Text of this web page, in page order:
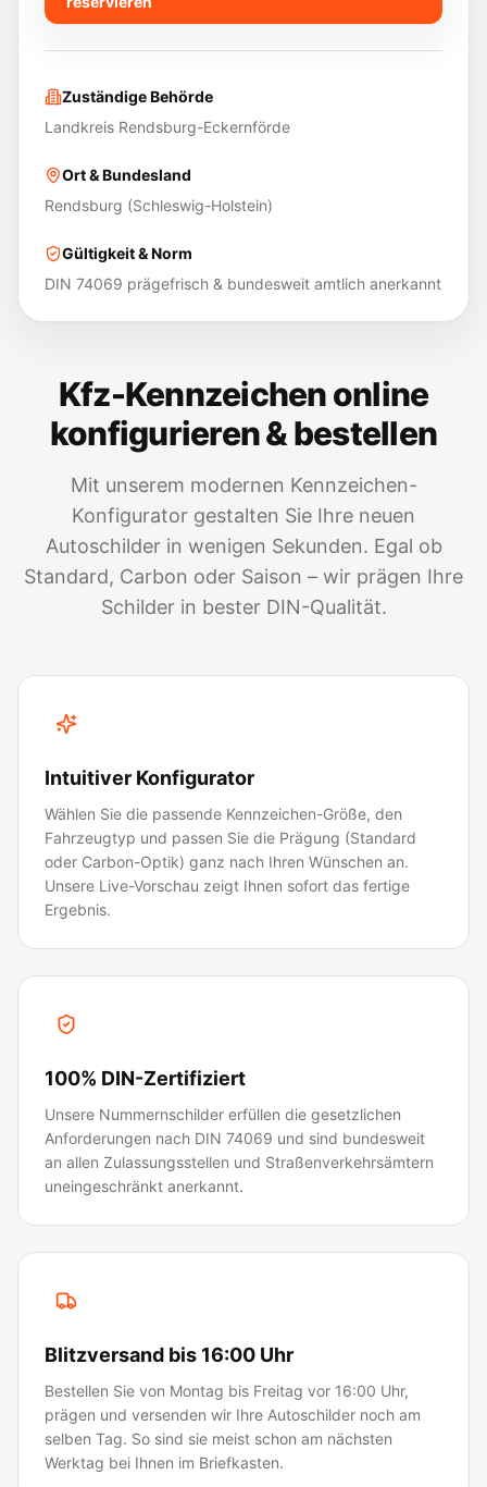
Zuständige Behörde
Landkreis Rendsburg-Eckernförde
Ort & Bundesland
Rendsburg (Schleswig-Holstein)
Gültigkeit & Norm
DIN 74069 prägefrisch & bundesweit amtlich anerkannt
Kfz-Kennzeichen online
konfigurieren & bestellen
Mit unserem modernen Kennzeichen-
Konfigurator gestalten Sie Ihre neuen
Autoschilder in wenigen Sekunden. Egal ob
Standard, Carbon oder Saison – wir prägen Ihre
Schilder in bester DIN-Qualität.
Intuitiver Konfigurator
Wählen Sie die passende Kennzeichen-Größe, den
Fahrzeugtyp und passen Sie die Prägung (Standard
oder Carbon-Optik) ganz nach Ihren Wünschen an.
Unsere Live-Vorschau zeigt Ihnen sofort das fertige
Ergebnis.
100% DIN-Zertifiziert
Unsere Nummernschilder erfüllen die gesetzlichen
Anforderungen nach DIN 74069 und sind bundesweit
an allen Zulassungsstellen und Straßenverkehrsämtern
uneingeschränkt anerkannt.
Blitzversand bis 16:00 Uhr
Bestellen Sie von Montag bis Freitag vor 16:00 Uhr,
prägen und versenden wir Ihre Autoschilder noch am
selben Tag. So sind sie meist schon am nächsten
Werktag bei Ihnen im Briefkasten.